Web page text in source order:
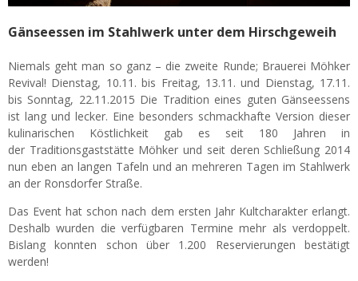
Gänseessen im Stahlwerk unter dem Hirschgeweih
Niemals geht man so ganz – die zweite Runde; Brauerei Möhker
Revival! Dienstag, 10.11. bis Freitag, 13.11. und Dienstag, 17.11.
bis Sonntag, 22.11.2015 Die Tradition eines guten Gänseessens
ist lang und lecker. Eine besonders schmackhafte Version dieser
kulinarischen Köstlichkeit gab es seit 180 Jahren in
der Traditionsgaststätte Möhker und seit deren Schließung 2014
nun eben an langen Tafeln und an mehreren Tagen im Stahlwerk
an der Ronsdorfer Straße.
Das Event hat schon nach dem ersten Jahr Kultcharakter erlangt.
Deshalb wurden die verfügbaren Termine mehr als verdoppelt.
Bislang konnten schon über 1.200 Reservierungen bestätigt
werden!